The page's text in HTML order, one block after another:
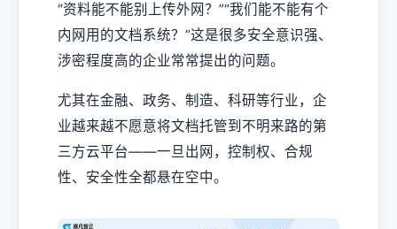
“资料能不能别上传外网？”“我们能不能有个
内网用的文档系统？”这是很多安全意识强、
涉密程度高的企业常常提出的问题。
尤其在金融、政务、制造、科研等行业，企
业越来越不愿意将文档托管到不明来路的第
三方云平台——一旦出网，控制权、合规
性、安全性全都悬在空中。